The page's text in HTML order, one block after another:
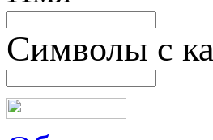
Символы с